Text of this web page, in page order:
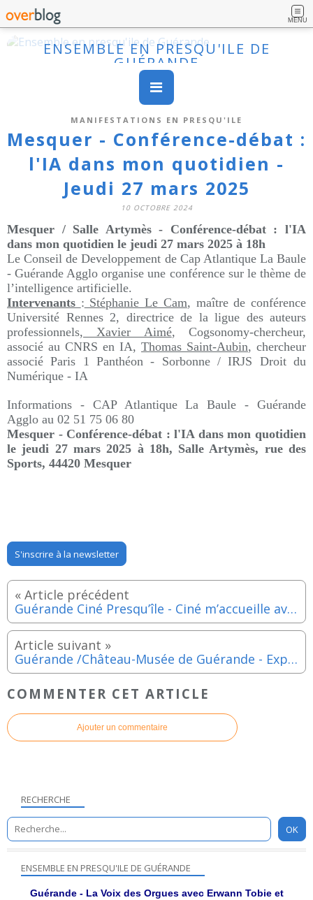
MENU
ENSEMBLE EN PRESQU'ILE DE
GUÉRANDE
MANIFESTATIONS EN PRESQU'ILE
Mesquer - Conférence-débat :
l'IA dans mon quotidien -
Jeudi 27 mars 2025
10 OCTOBRE 2024
Mesquer / Salle Artymès- Conférence-débat : l'IA
dans mon quotidien le jeudi 27 mars 2025 à 18h
Le Conseil de Developpement de Cap Atlantique La Baule
- Guérande Agglo organise une conférence sur le thème de
l’intelligence artificielle.
Intervenants : Stéphanie Le Cam, maître de conférence
Université Rennes 2, directrice de la ligue des auteurs
professionnels, Xavier Aimé, Cogsonomy-chercheur,
associé au CNRS en IA, Thomas Saint-Aubin, chercheur
associé Paris 1 Panthéon - Sorbonne / IRJS Droit du
Numérique - IA
Informations - CAP Atlantique La Baule - Guérande
Agglo au 02 51 75 06 80
Mesquer - Conférence-débat : l'IA dans mon quotidien
le jeudi 27 mars 2025 à 18h, Salle Artymès, rue des
Sports, 44420 Mesquer
S'inscrire à la newsletter
Guérande Ciné Presqu’île - Ciné m’accueille avec "Ma mère, Dieu et Sylvie Vartan" - Jeudi 3 avril 2025
Guérande /Château-Musée de Guérande - Exposition "Moulin, tu dors ?" jusqu'au 23 mars 2025
COMMENTER CET ARTICLE
Ajouter un commentaire
RECHERCHE
ENSEMBLE EN PRESQU'ILE DE GUÉRANDE
Guérande - La Voix des Orgues avec Erwann Tobie et